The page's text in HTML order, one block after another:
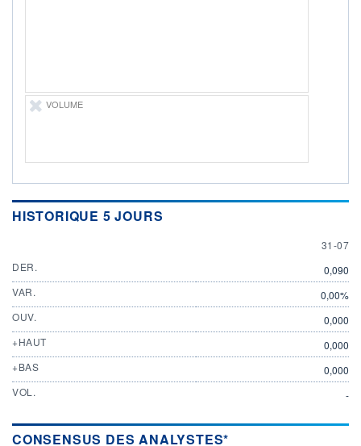
+ PORTEFEUILLE + LISTE
VOLUME
HISTORIQUE 5 JOURS
31 JULY
31-07
DER.
0,090
VAR.
0,00%
OUV.
0,000
+HAUT
0,000
+BAS
0,000
VOL.
-
CONSENSUS DES ANALYSTES*